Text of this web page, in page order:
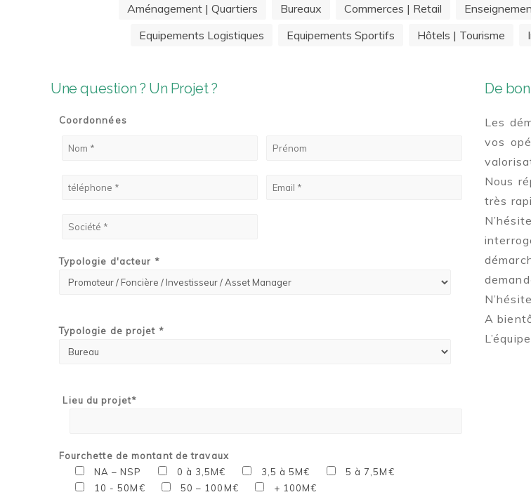
Aménagement | Quartiers Bureaux Commerces | Retail
Equipements Logistiques
Equipements Sportifs Hôtels | Tourisme
Une question ? Un Projet ?
Coordonnées
Typologie d'acteur *
Typologie de projet *
Lieu du projet*
Fourchette de montant de travaux
NA – NSP
0 à 3,5M€ 3,5 à 5M€
5 à 7,5M€
10 - 50M€
50 – 100M€ + 100M€
De
Les
vos
Nous
très
A